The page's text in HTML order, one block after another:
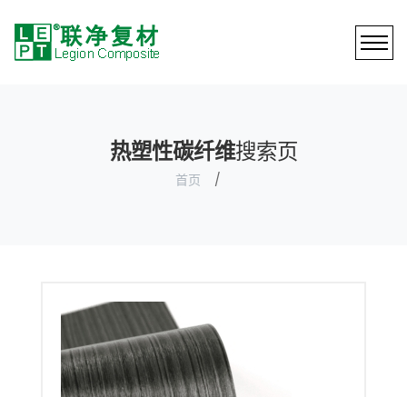
热塑性碳纤维搜索页
首页